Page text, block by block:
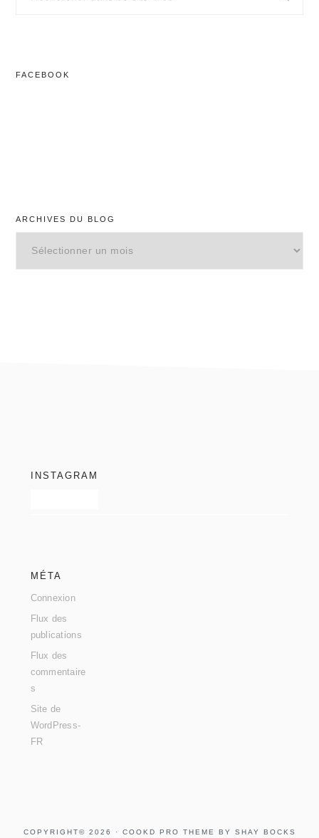
FACEBOOK
ARCHIVES DU BLOG
INSTAGRAM
MÉTA
Connexion
Flux des
publications
Flux des
commentaire
s
Site de
WordPress-
FR
COPYRIGHT© 2026 · COOKD PRO THEME BY SHAY BOCKS